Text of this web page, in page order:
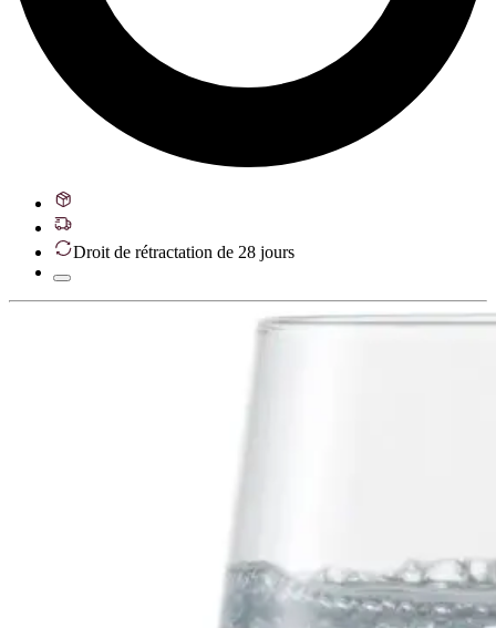
Droit de rétractation de 28 jours